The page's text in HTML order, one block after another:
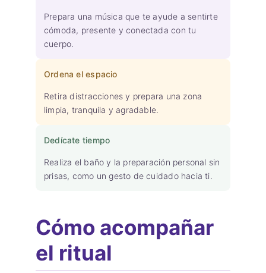
Prepara una música que te ayude a sentirte
cómoda, presente y conectada con tu
cuerpo.
Ordena el espacio
Retira distracciones y prepara una zona
limpia, tranquila y agradable.
Dedícate tiempo
Realiza el baño y la preparación personal sin
prisas, como un gesto de cuidado hacia ti.
Cómo acompañar
el ritual